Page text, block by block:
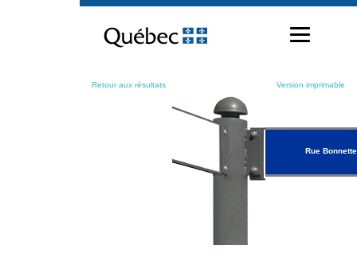
contenu
Retour aux résultats Version imprimable
Rue Bonnette